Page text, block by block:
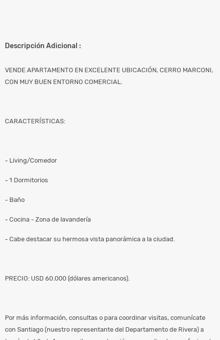
Descripción Adicional :
VENDE APARTAMENTO EN EXCELENTE UBICACIÓN, CERRO MARCONI,
CON MUY BUEN ENTORNO COMERCIAL.
CARACTERÍSTICAS:
- Living/Comedor
- 1 Dormitorios
- Baño
- Cocina - Zona de lavandería
- Cabe destacar su hermosa vista panorámica a la ciudad.
PRECIO: USD 60.000 (dólares americanos).
Por más información, consultas o para coordinar visitas, comunícate
con Santiago (nuestro representante del Departamento de Rivera) a